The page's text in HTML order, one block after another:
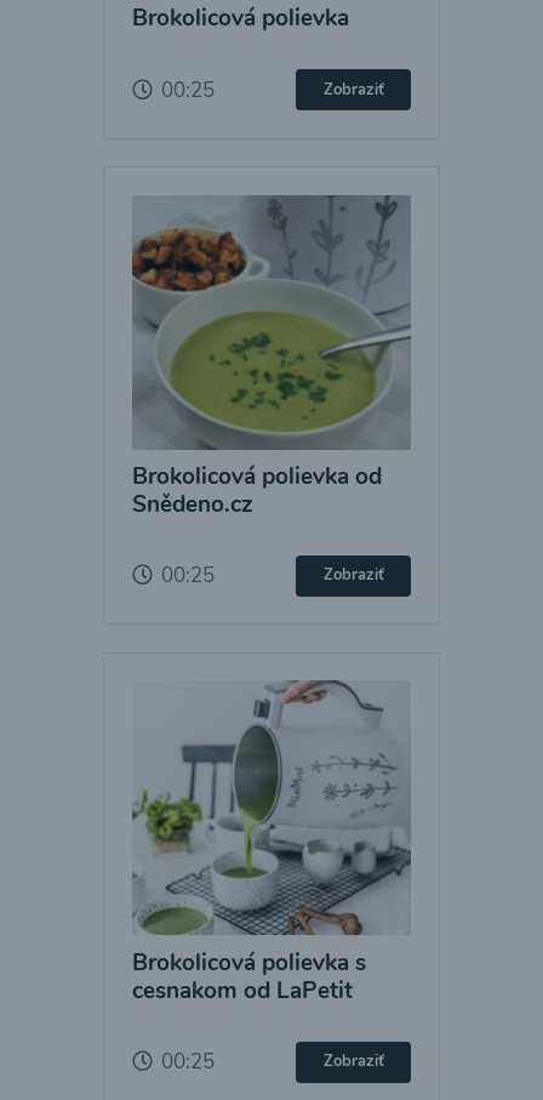
Brokolicová polievka
00:25 Zobraziť
Brokolicová polievka od
Snědeno.cz
00:25 Zobraziť
Brokolicová polievka s
cesnakom od LaPetit
00:25 Zobraziť